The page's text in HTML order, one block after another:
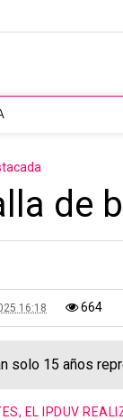
de
16:18 664
solo 15 años
EL IPDUV